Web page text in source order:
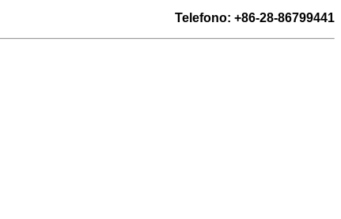
Telefono: +86-28-86799441